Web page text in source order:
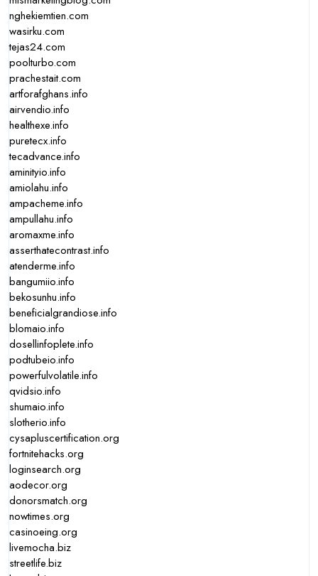
nghekiemtien.com
wasirku.com
tejas24.com
poolturbo.com
prachestait.com
artforafghans.info
airvendio.info
healthexe.info
puretecx.info
tecadvance.info
aminityio.info
amiolahu.info
ampacheme.info
ampullahu.info
aromaxme.info
asserthatecontrast.info
atenderme.info
bangumiio.info
bekosunhu.info
beneficialgrandiose.info
blomaio.info
dosellinfoplete.info
podtubeio.info
powerfulvolatile.info
qvidsio.info
shumaio.info
slotherio.info
cysapluscertification.org
fortnitehacks.org
loginsearch.org
aodecor.org
donorsmatch.org
nowtimes.org
casinoeing.org
livemocha.biz
streetlife.biz